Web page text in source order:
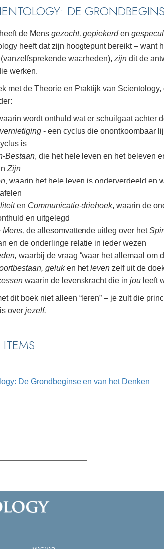
DE
de Mens gezocht, gepiekerden
heeft dat zijn hoogtepunt bereikt – want
waarheden), zijn dit de
werken.
met de Theorie en Praktijk van
wordt onthuld wat er schuilgaat achter
vernietiging - een cyclus die onontkoombaar
is
Bestaan, die het hele leven en het beleven
Zijn
, waarin het hele leven is onderverdeeld en
en Communicatie-driehoek, waarin de
en uitgelegd
Mens, de allesomvattende uitleg over het
en de onderlinge relatie in ieder wezen
waarbij de vraag “waar het allemaal om
geluken hetleven zelf uit de
waarin de levenskracht die in jou leeft
dit boek niet alleen “leren” – je zult die
over jezelf.
ITEMS
De Grondbeginselen van het Denken